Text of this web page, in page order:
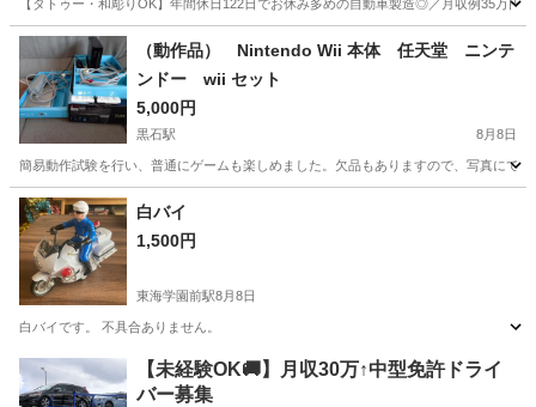
【タトゥー・和彫りOK】年間休日122日でお休み多めの自動車製造◎／月収例35万
大分 中津市 今津駅
（動作品） Nintendo Wii 本体 任天堂 ニンテ
ンドー wii セット
5,000円
黒石駅 8月8日
簡易動作試験を行い、普通にゲームも楽しめました。欠品もありますので、写真にて
熊本 合志市 黒石駅
白バイ
1,500円
東海学園前駅8月8日
白バイです。 不具合ありません。
熊本市 東海学園前駅 ミニカー
【未経験OK🚚】月収30万↑中型免許ドライ
バー募集